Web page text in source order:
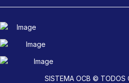
SISTEMA OCB © TODOS